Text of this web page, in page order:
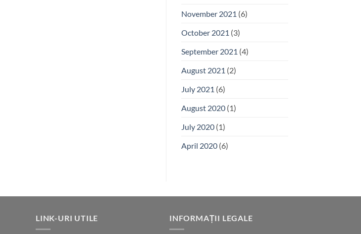
November 2021 (6)
October 2021 (3)
September 2021 (4)
August 2021 (2)
July 2021 (6)
August 2020(1)
July 2020(1)
April 2020(6)
LINK-URI UTILE INFORMAȚII LEGALE